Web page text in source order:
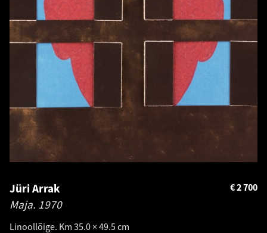
Jüri Arrak
Maja. 1970
Linoollõige. Km 35.0 × 49.5 cm
2 700
€